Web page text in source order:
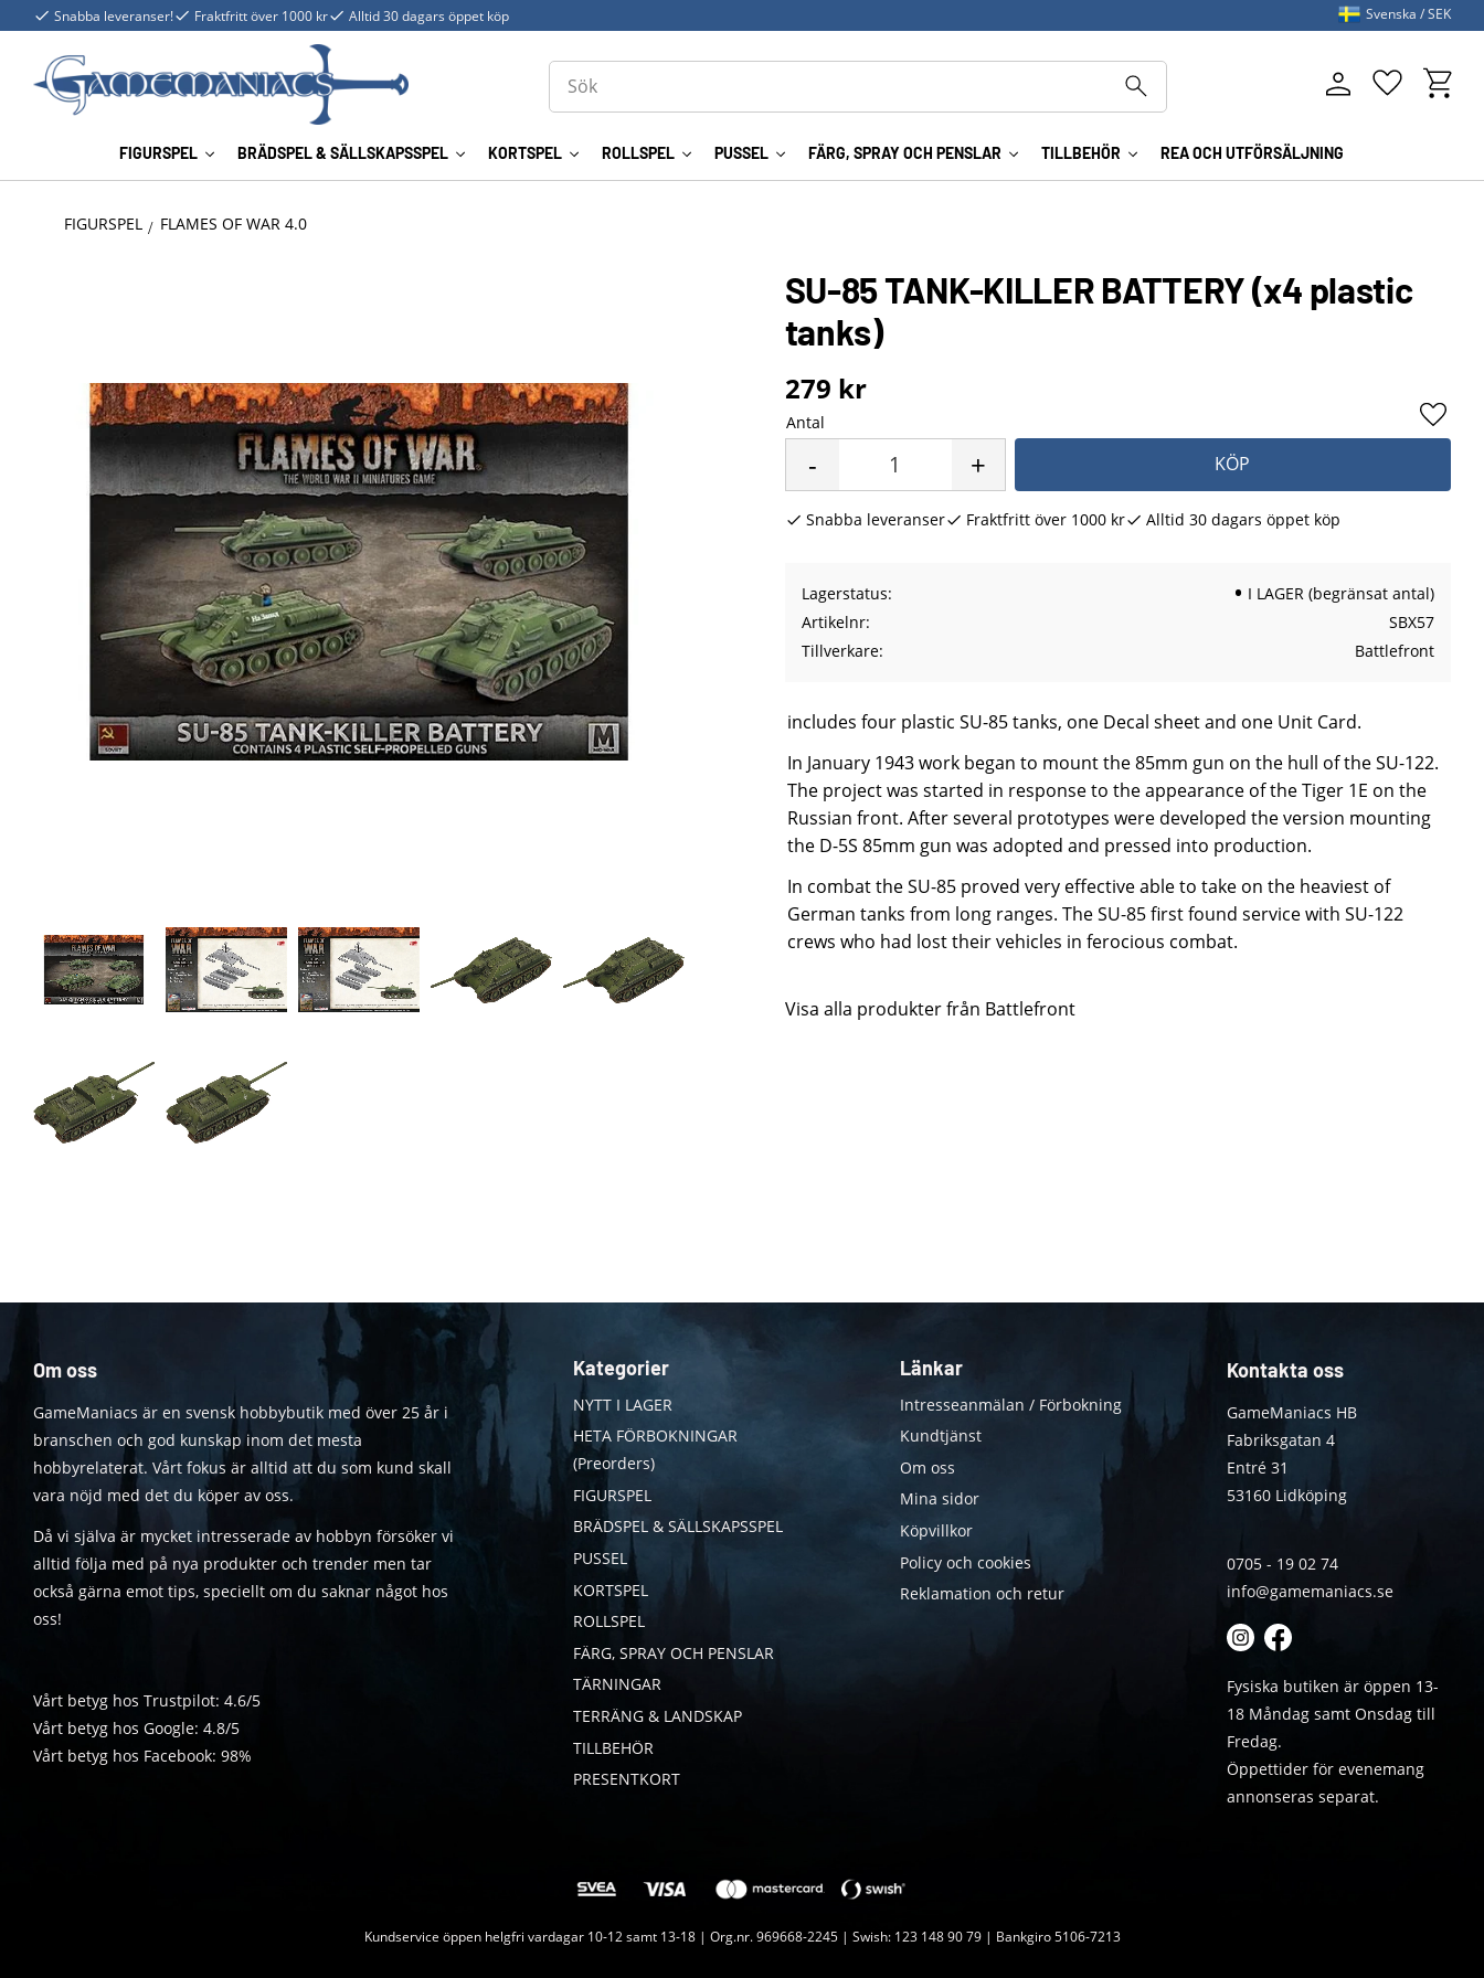
Snabba leveranser! Fraktfritt över 1000 kr Alltid 30 dagars öppet köp
FIGURSPEL BRÄDSPEL & SÄLLSKAPSSPEL KORTSPEL ROLLSPEL PUSSEL FÄRG, SPRAY OCH PENSLAR TILLBEHÖR REA OCH UTFÖRSÄLJNING
Favoriter
Svenska SEK
FIGURSPEL FLAMES OF WAR 4.0
SU-85 TANK-KILLER BATTERY (x4 plastic
tanks)
279 kr
Antal
+
- KÖP
Lägg
Snabba leveranser Fraktfritt över 1000 kr Alltid 30 dagars öppet köp
Lagerstatus
I LAGER (begränsat antal)
Artikelnr
SBX57
Tillverkare
Battlefront
includes four plastic SU-85 tanks, one Decal sheet and one Unit Card.
In January 1943 work began to mount the 85mm gun on the hull of the SU-122.
The project was started in response to the appearance of the Tiger 1E on the
Russian front. After several prototypes were developed the version mounting
the D-5S 85mm gun was adopted and pressed into production.
In combat the SU-85 proved very effective able to take on the heaviest of
German tanks from long ranges. The SU-85 first found service with SU-122
crews who had lost their vehicles in ferocious combat.
Visa alla produkter från Battlefront
Om oss
GameManiacs är en svensk hobbybutik med över 25 år i
branschen och god kunskap inom det mesta
hobbyrelaterat. Vårt fokus är alltid att du som kund skall
vara nöjd med det du köper av oss.
Då vi själva är mycket intresserade av hobbyn försöker vi
alltid följa med på nya produkter och trender men tar
också gärna emot tips, speciellt om du saknar något hos
oss!
Vårt betyg hos Trustpilot: 4.6/5
Vårt betyg hos Google: 4.8/5
Vårt betyg hos Facebook: 98%
Kategorier
NYTT I LAGER
HETA FÖRBOKNINGAR
(Preorders)
FIGURSPEL
BRÄDSPEL & SÄLLSKAPSSPEL
PUSSEL
KORTSPEL
ROLLSPEL
FÄRG, SPRAY OCH PENSLAR
TÄRNINGAR
TERRÄNG & LANDSKAP
TILLBEHÖR
PRESENTKORT
Länkar
Intresseanmälan / Förbokning
Kundtjänst
Om oss
Mina sidor
Köpvillkor
Policy och cookies
Reklamation och retur
Kontakta oss
GameManiacs HB
Fabriksgatan 4
Entré 31
53160 Lidköping
0705 - 19 02 74
info@gamemaniacs.se
Fysiska butiken är öppen 13-
18 Måndag samt Onsdag till
Fredag.
Öppettider för evenemang
annonseras separat.
Kundservice öppen helgfri vardagar 10-12 samt 13-18 | Org.nr. 969668-2245 | Swish: 123 148 90 79 | Bankgiro 5106-7213